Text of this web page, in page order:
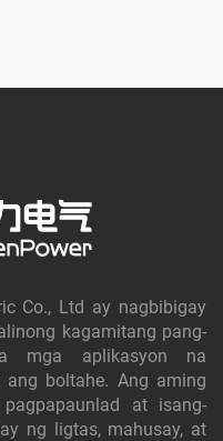
Co., Ltd ay nagbibigay
kagamitang pang-
mga aplikasyon na
boltahe. Ang aming
at isang-
ng ligtas, mahusay, at